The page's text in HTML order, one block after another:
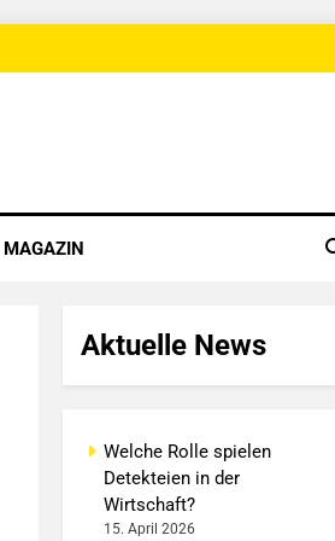
MAGAZIN
Aktuelle News
Welche Rolle spielen
Detekteien in der
Wirtschaft?
15. April 2026